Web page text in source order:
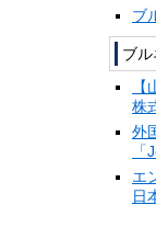
ブ
ブ
株
外
エ
日